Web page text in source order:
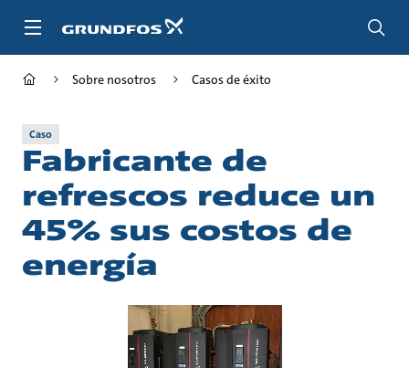
Sobre nosotros Casos de éxito
Caso
Fabricante de
refrescos reduce un
45% sus costos de
energía